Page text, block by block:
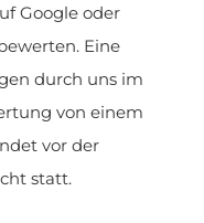
Google oder
Eine
durch uns im
von einem
vor der
statt.